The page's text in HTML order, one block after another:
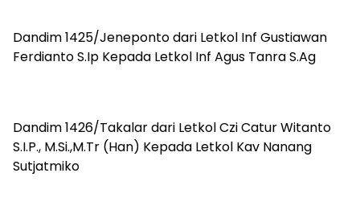
Dandim 1425/Jeneponto dari Letkol Inf Gustiawan
Ferdianto S.Ip Kepada Letkol Inf Agus Tanra S.Ag
Dandim 1426/Takalar dari Letkol Czi Catur Witanto
S.I.P., M.Si.,M.Tr (Han) Kepada Letkol Kav Nanang
Sutjatmiko